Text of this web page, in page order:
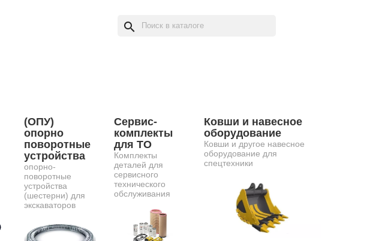
search
(ОПУ)
опорно
поворотные
устройства
опорно-
поворотные
устройства
(шестерни) для
экскаваторов
Сервис-
комплекты
для ТО
Комплекты
деталей для
сервисного
технического
обслуживания
Ковши и навесное
оборудование
Ковши и другое навесное
оборудование для
спецтехники